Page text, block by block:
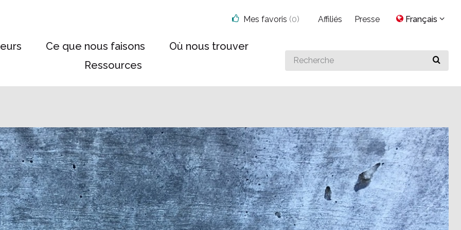
Ce que nous faisons
Où nous trouver
Ressources
Search
for
Mes favoris (0) Affiliés Presse Français